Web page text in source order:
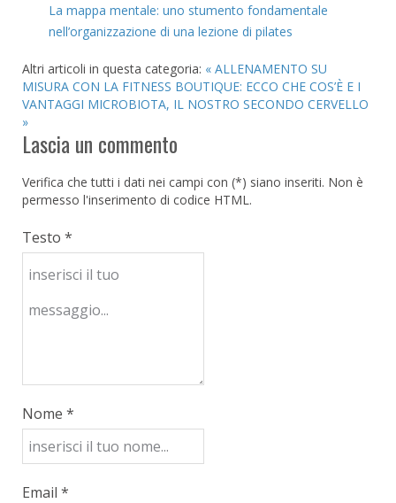
La mappa mentale: uno stumento fondamentale
nell’organizzazione di una lezione di pilates
Altri articoli in questa categoria: « ALLENAMENTO SU
MISURA CON LA FITNESS BOUTIQUE: ECCO CHE COS’È E I
VANTAGGI MICROBIOTA, IL NOSTRO SECONDO CERVELLO
»
Lascia un commento
Verifica che tutti i dati nei campi con (*) siano inseriti. Non è
permesso l'inserimento di codice HTML.
Testo *
Nome *
Email *